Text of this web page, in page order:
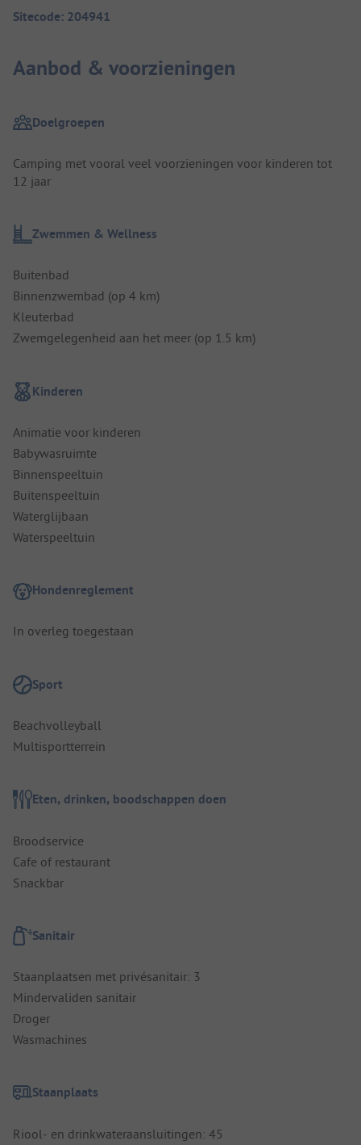
Sitecode: 204941
Aanbod & voorzieningen
Doelgroepen
Camping met vooral veel voorzieningen voor kinderen tot
12 jaar
Zwemmen & Wellness
Buitenbad
Binnenzwembad (op 4 km)
Kleuterbad
Zwemgelegenheid aan het meer (op 1.5 km)
Kinderen
Animatie voor kinderen
Babywasruimte
Binnenspeeltuin
Buitenspeeltuin
Waterglijbaan
Waterspeeltuin
Hondenreglement
In overleg toegestaan
Sport
Beachvolleyball
Multisportterrein
Eten, drinken, boodschappen doen
Broodservice
Cafe of restaurant
Snackbar
Sanitair
Staanplaatsen met privésanitair: 3
Mindervaliden sanitair
Droger
Wasmachines
Staanplaats
Riool- en drinkwateraansluitingen: 45